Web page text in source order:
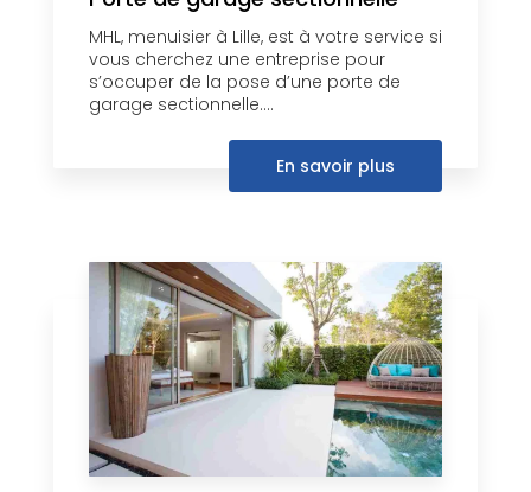
MHL, menuisier à Lille, est à votre service si
vous cherchez une entreprise pour
s’occuper de la pose d’une porte de
garage sectionnelle....
En savoir plus